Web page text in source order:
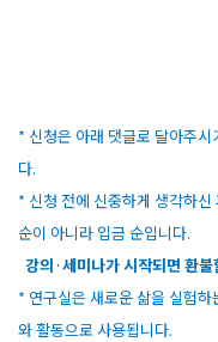
* 신청은 아래 댓글로 달아주시
다.
* 신청 전에 신중하게 생각하
순이 아니라 입금 순입니다.
강의 ·세미나가 시작되면 환
* 연구실은 새로운 삶을 실험
와 활동으로 사용됩니다.